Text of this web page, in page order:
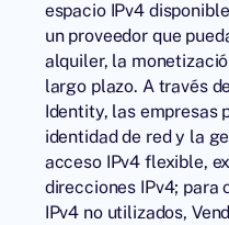
espacio IPv4
un proveedor que
alquiler, la
largo plazo. A través de
Identity, las empresas
identidad de red y la
acceso IPv4 flexible,
direcciones IPv4; para
IPv4 no utilizados,